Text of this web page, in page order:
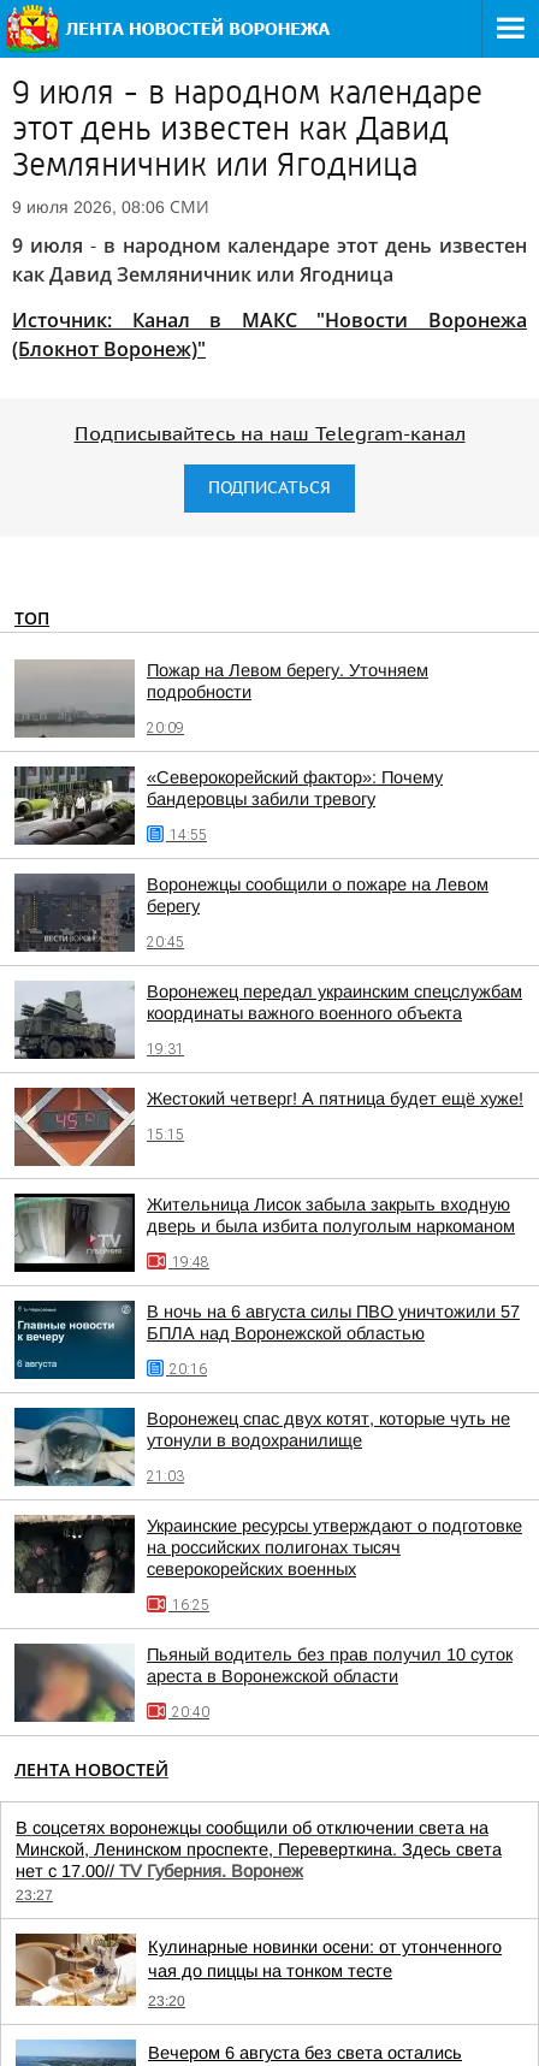
9 июля - в народном календаре
этот день известен как Давид
Земляничник или Ягодница
9 июля 2026, 08:06 СМИ
9 июля - в народном календаре этот день известен
как Давид Земляничник или Ягодница
Источник: Канал в МАКС "Новости Воронежа
(Блокнот Воронеж)"
Подписывайтесь на наш Telegram-канал
ПОДПИСАТЬСЯ
ТОП
Пожар на Левом берегу. Уточняем
подробности
20:09
«Северокорейский фактор»: Почему
бандеровцы забили тревогу
14:55
Воронежцы сообщили о пожаре на Левом
берегу
20:45
Воронежец передал украинским спецслужбам
координаты важного военного объекта
19:31
Жестокий четверг! А пятница будет ещё хуже!
15:15
Жительница Лисок забыла закрыть входную
дверь и была избита полуголым наркоманом
19:48
В ночь на 6 августа силы ПВО уничтожили 57
БПЛА над Воронежской областью
20:16
Воронежец спас двух котят, которые чуть не
утонули в водохранилище
21:03
Украинские ресурсы утверждают о подготовке
на российских полигонах тысяч
северокорейских военных
16:25
Пьяный водитель без прав получил 10 суток
ареста в Воронежской области
20:40
ЛЕНТА НОВОСТЕЙ
В соцсетях воронежцы сообщили об отключении света на
Минской, Ленинском проспекте, Переверткина. Здесь света
нет с 17.00// TV Губерния. Воронеж
23:27
Кулинарные новинки осени: от утонченного
чая до пиццы на тонком тесте
23:20
Вечером 6 августа без света остались